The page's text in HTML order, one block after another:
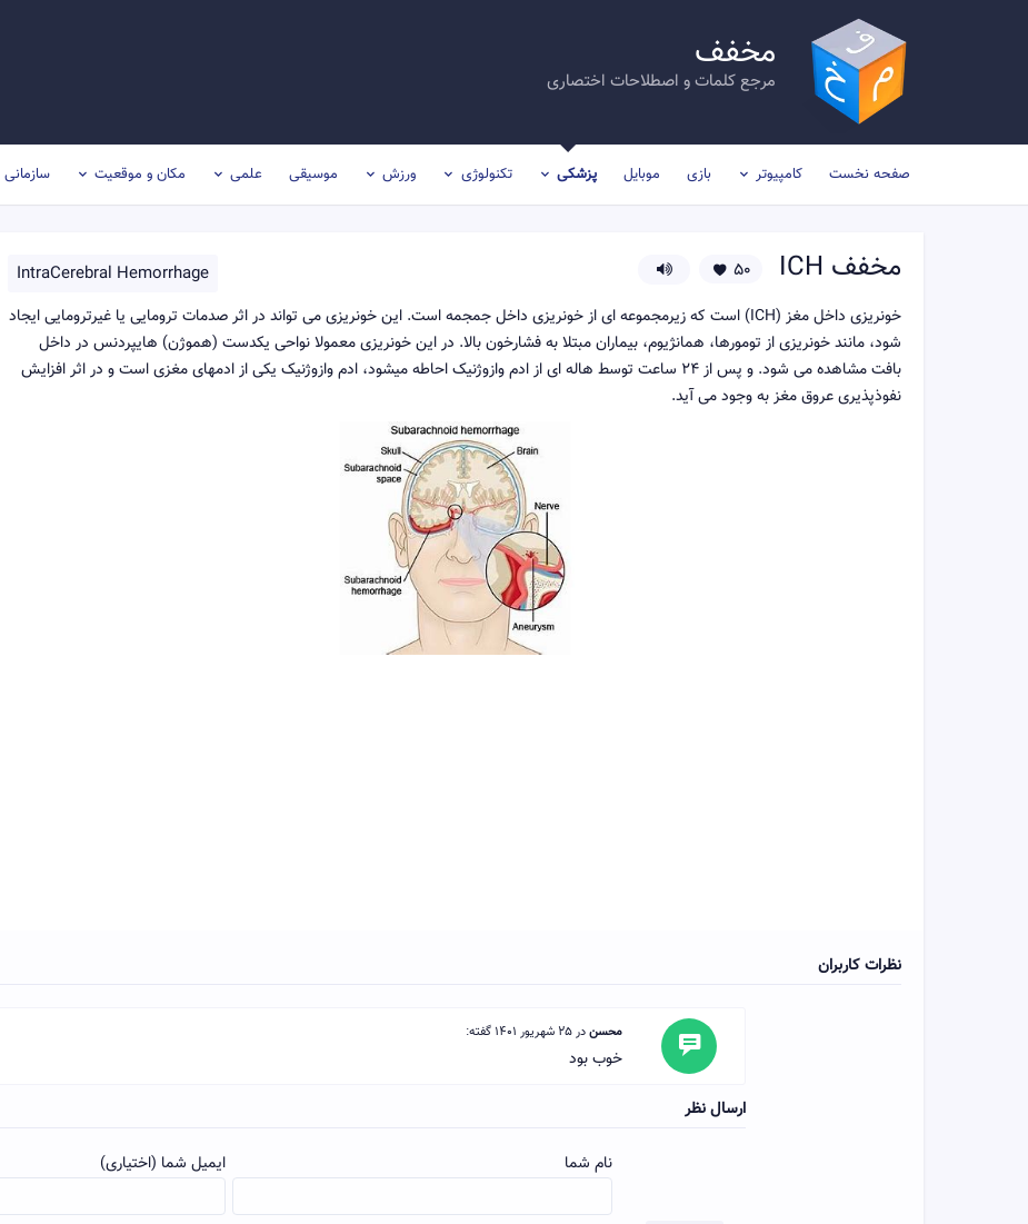
مخفف
مرجع کلمات و اصطلاحات اختصاری
صفحه نخست کامپیوتر بازی موبایل پزشکی تکنولوژی ورزش موسیقی علمی مکان و موقعیت سازمانی
مخفف ICH
IntraCerebral Hemorrhage 50
خونریزی داخل مغز (ICH) است که زیرمجموعه ای از خونریزی داخل جمجمه است. این خونریزی می تواند در اثر صدمات ترومایی یا غیرترومایی ایجاد
شود، مانند خونریزی از تومورها، همانژیوم، بیماران مبتلا به فشارخون بالا. در این خونریزی معمولا نواحی یکدست (هموژن) هایپردنس در داخل
بافت مشاهده می شود. و پس از 24 ساعت توسط هاله ای از ادم وازوژنیک احاطه میشود، ادم وازوژنیک یکی از ادمهای مغزی است و در اثر افزایش
نفوذپذیری عروق مغز به وجود می آید.
نظرات کاربران
محسندر 25 شهریور 1401 گفته:
خوب بود
ارسال نظر
نام شما ایمیل شما (اختیاری)